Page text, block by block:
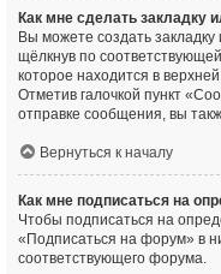
Как мне сделать закладку
Вы можете создать
щёлкнув по
которое находится в
Отметив галочкой пункт
отправке сообщения, вы
Вернуться к началу
Как мне подписаться на
Чтобы подписаться на
«Подписаться на форум» в
соответствующего форума.